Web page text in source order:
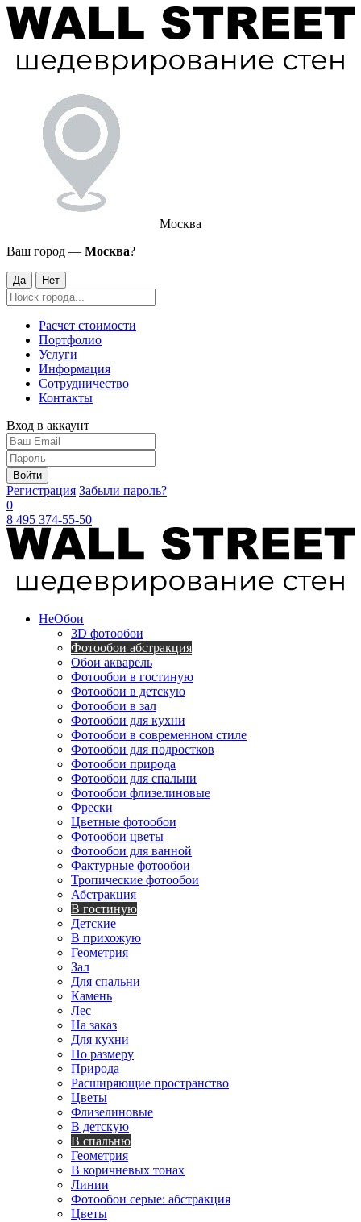
Москва
Ваш город — Москва?
Да Нет
Расчет стоимости
Портфолио
Услуги
Информация
Сотрудничество
Контакты
Вход в аккаунт
Войти
Регистрация Забыли пароль?
0
8 495 374-55-50
НеОбои
3D фотообои
Фотообои абстракция
Обои акварель
Фотообои в гостиную
Фотообои в детскую
Фотообои в зал
Фотообои для кухни
Фотообои в современном стиле
Фотообои для подростков
Фотообои природа
Фотообои для спальни
Фотообои флизелиновые
Фрески
Цветные фотообои
Фотообои цветы
Фотообои для ванной
Фактурные фотообои
Тропические фотообои
Абстракция
В гостиную
Детские
В прихожую
Геометрия
Зал
Для спальни
Камень
Лес
На заказ
Для кухни
По размеру
Природа
Расширяющие пространство
Цветы
Флизелиновые
В детскую
В спальню
Геометрия
В коричневых тонах
Линии
Фотообои серые: абстракция
Цветы